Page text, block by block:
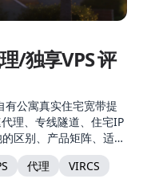
/独享VPS 评
有公寓真实住宅宽带提
理、专线隧道、住宅IP
区别、产品矩阵、适用
代理
VIRCS